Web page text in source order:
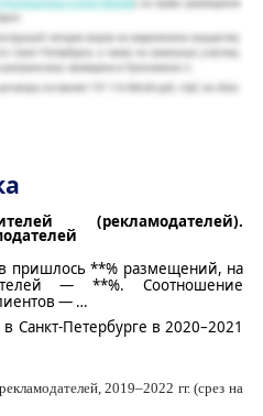
(рекламодателей).
пришлось**% размещений, на
— **%. Соотношение
— …
в Санкт-Петербурге в 2020–2021
, 2019–2022 гг.(срез на